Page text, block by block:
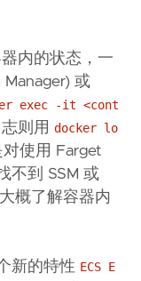
内的状态，一
Manager) 或
exec -it <cont
则用 docker lo
对使用 Farget
不到 SSM 或
概了解容器内
新的特性 ECS E